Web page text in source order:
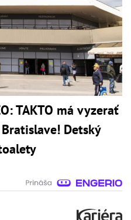
TAKTO má vyzerať
Detský